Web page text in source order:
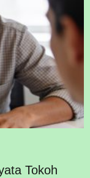
Tokoh